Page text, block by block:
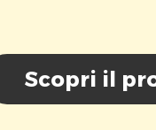
Scopri il